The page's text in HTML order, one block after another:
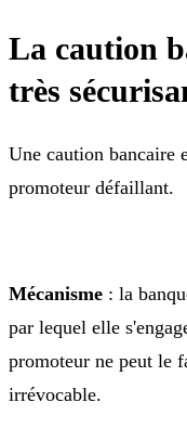
La caution
très
Une caution bancaire
promoteur défaillant.
Mécanisme : la
par lequel elle
promoteur ne peut le
irrévocable.